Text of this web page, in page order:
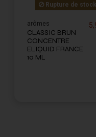
Rupture de stock
arômes
CLASSIC BRUN
CONCENTRE
ELIQUID FRANCE
10 ML